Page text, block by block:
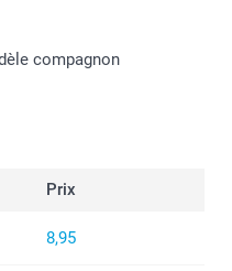
compagnon
Prix
8,95